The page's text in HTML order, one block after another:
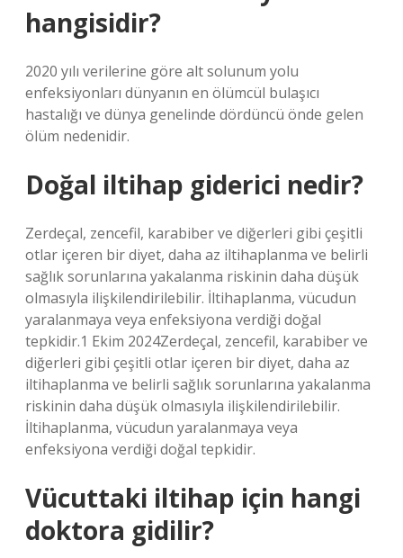
hangisidir?
2020 yılı verilerine göre alt solunum yolu
enfeksiyonları dünyanın en ölümcül bulaşıcı
hastalığı ve dünya genelinde dördüncü önde gelen
ölüm nedenidir.
Doğal iltihap giderici nedir?
Zerdeçal, zencefil, karabiber ve diğerleri gibi çeşitli
otlar içeren bir diyet, daha az iltihaplanma ve belirli
sağlık sorunlarına yakalanma riskinin daha düşük
olmasıyla ilişkilendirilebilir. İltihaplanma, vücudun
yaralanmaya veya enfeksiyona verdiği doğal
tepkidir.1 Ekim 2024Zerdeçal, zencefil, karabiber ve
diğerleri gibi çeşitli otlar içeren bir diyet, daha az
iltihaplanma ve belirli sağlık sorunlarına yakalanma
riskinin daha düşük olmasıyla ilişkilendirilebilir.
İltihaplanma, vücudun yaralanmaya veya
enfeksiyona verdiği doğal tepkidir.
Vücuttaki iltihap için hangi
doktora gidilir?